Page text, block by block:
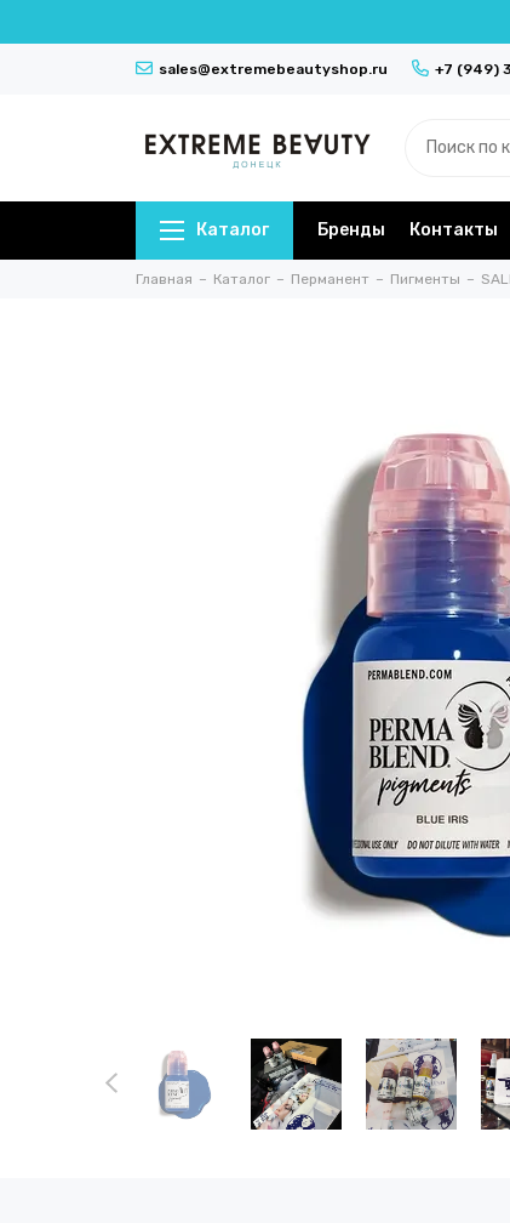
sales@extremebeautyshop.ru +7 (949)
Каталог Бренды Контакты
Главная Каталог Перманент Пигменты